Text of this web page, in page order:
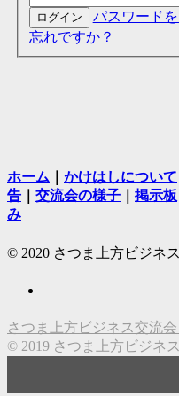
パスワード
忘れですか？
ホーム かけはしについて
告
交流会の様子 掲示板
み
© 2020 さつま上方ビジネ
さつま上方ビジネス交流会
© 2019 さつま上方ビジネ